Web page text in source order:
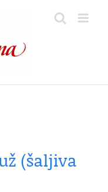
(šaljiva